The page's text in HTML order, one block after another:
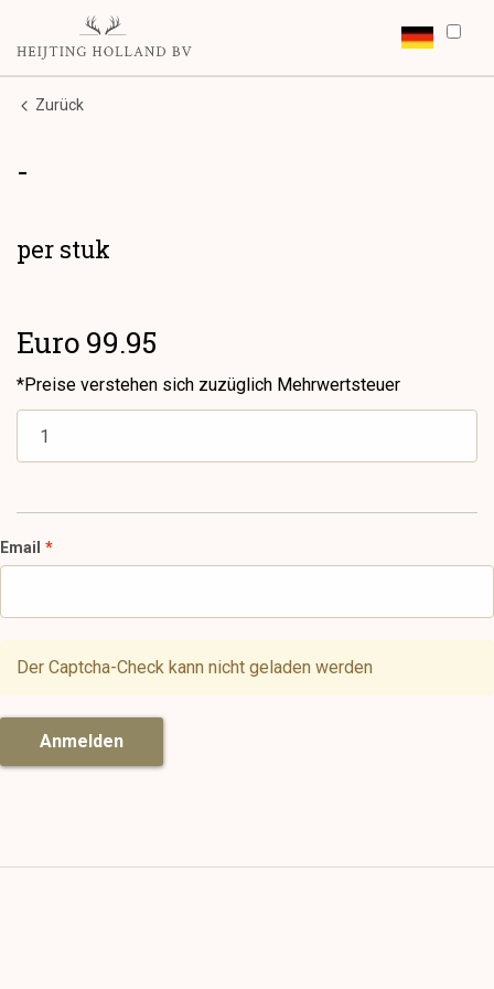
Zurück
-
per stuk
Euro 99.95
*Preise verstehen sich zuzüglich Mehrwertsteuer
Email
Der Captcha-Check kann nicht geladen werden
Anmelden